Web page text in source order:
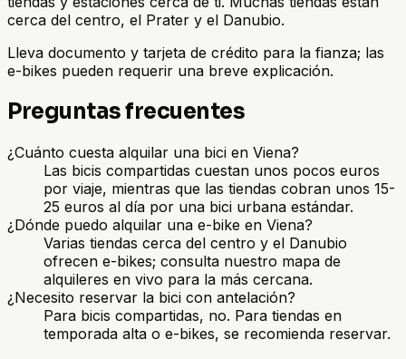
cerca del centro, el Prater y el Danubio.
Lleva documento y tarjeta de crédito para la fianza; las
e-bikes pueden requerir una breve explicación.
Preguntas frecuentes
¿Cuánto cuesta alquilar una bici en Viena?
Las bicis compartidas cuestan unos pocos euros
por viaje, mientras que las tiendas cobran unos 15-
25 euros al día por una bici urbana estándar.
¿Dónde puedo alquilar una e-bike en Viena?
Varias tiendas cerca del centro y el Danubio
ofrecen e-bikes; consulta nuestro mapa de
alquileres en vivo para la más cercana.
¿Necesito reservar la bici con antelación?
Para bicis compartidas, no. Para tiendas en
temporada alta o e-bikes, se recomienda reservar.